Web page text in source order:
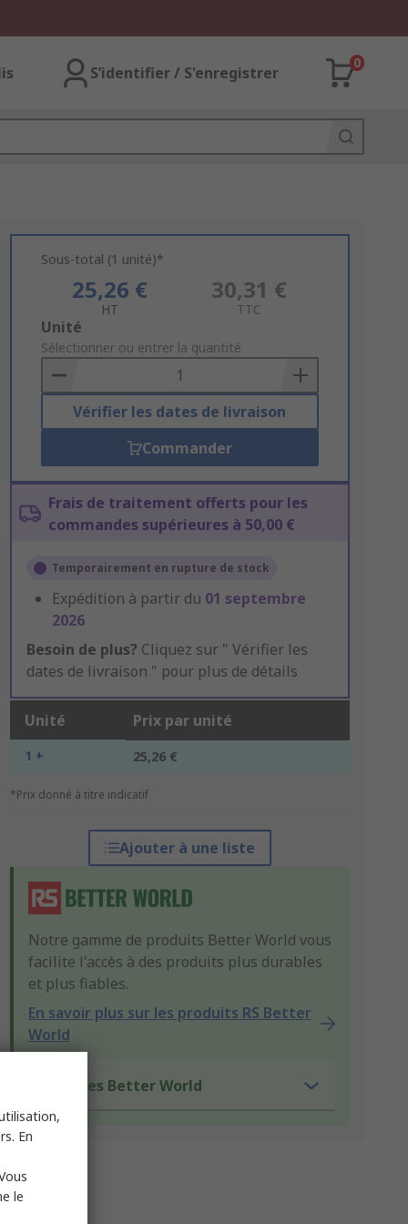
S’identifier / S'enregistrer
0
Sous-total (1 unité)*
25,26 €
HT
30,31 €
TTC
Add
to
Basket
Unité
Sélectionner ou entrer la quantité
Vérifier les dates de livraison
Commander
Frais de traitement offerts pour les
commandes supérieures à 50,00 €
Temporairement en rupture de stock
Expédition à partir du 01 septembre
2026
Besoin de plus? Cliquez sur " Vérifier les
dates de livraison " pour plus de détails
Unité Prix par unité
1 + 25,26 €
*Prix donné à titre indicatif
Ajouter à une liste
Notre gamme de produits Better World vous
facilite l'accès à des produits plus durables
et plus fiables.
En savoir plus sur les produits RS Better
World
Critères Better World
En
le